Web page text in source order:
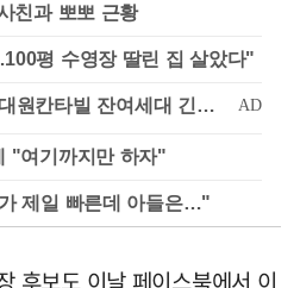
친과 뽀뽀 근황
평 수영장 딸린 집 살았다"
"여기까지만 하자"
제일 빠른데 아들은…"
후보도 이날 페이스북에서 이